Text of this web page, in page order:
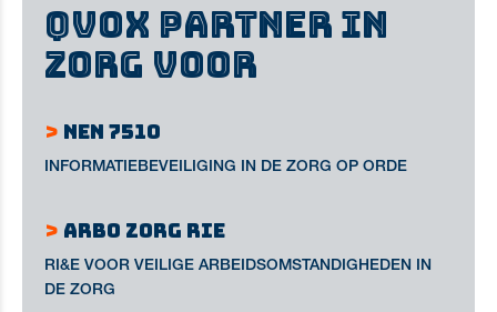
QVOX PARTNER IN
ZORG VOOR
> NEN 7510
INFORMATIEBEVEILIGING IN DE ZORG OP ORDE
> ARBO ZORG RIE
RI&E VOOR VEILIGE ARBEIDSOMSTANDIGHEDEN IN
DE ZORG